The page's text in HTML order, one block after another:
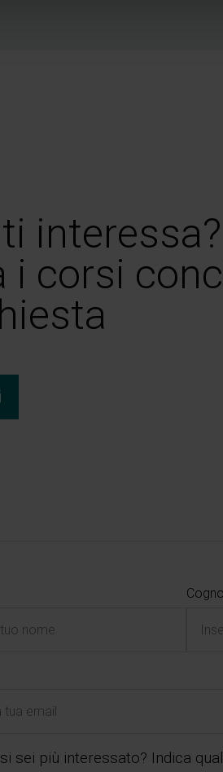
interessa?
i corsi
sei più interessato? Indica